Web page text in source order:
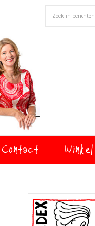
Contact Winkel
Primaire
Sidebar